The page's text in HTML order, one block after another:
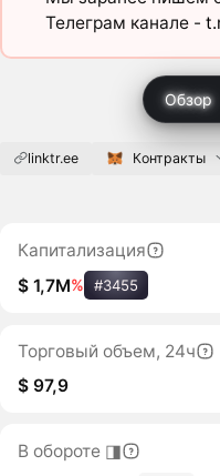
Телеграм канале -
Обзор
linktr.ee Контракты
Капитализация
$ 1,7M% #3455
Торговый объем, 24ч
$ 97,9
В обороте ◨